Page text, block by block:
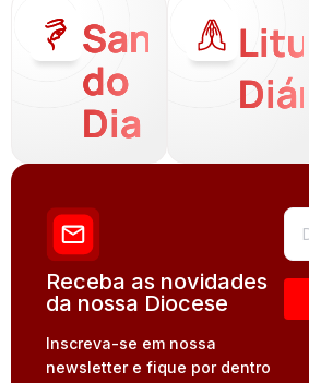
Santo
do
Dia
Receba as novidades
da nossa Diocese
Inscreva-se em nossa
newsletter e fique por dentro